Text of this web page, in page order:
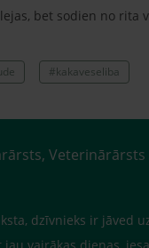
bet sodien no rita
#kakaveseliba
Veterinārārsts
dzīvnieks ir jāved